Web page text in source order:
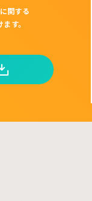
関する
す。